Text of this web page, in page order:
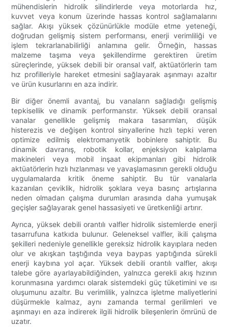
mühendislerin hidrolik silindirlerde veya motorlarda hız,
kuvvet veya konum üzerinde hassas kontrol sağlamalarını
sağlar. Akışı yüksek çözünürlükle modüle etme yeteneği,
doğrudan gelişmiş sistem performansı, enerji verimliliği ve
işlem tekrarlanabilirliği anlamına gelir. Örneğin, hassas
malzeme taşıma veya şekillendirme gerektiren üretim
süreçlerinde, yüksek debili bir oransal valf, aktüatörlerin tam
hız profilleriyle hareket etmesini sağlayarak aşınmayı azaltır
ve ürün kusurlarını en aza indirir.
Bir diğer önemli avantaj, bu vanaların sağladığı gelişmiş
tepkisellik ve dinamik performanstır. Yüksek debili oransal
vanalar genellikle gelişmiş makara tasarımları, düşük
histerezis ve değişen kontrol sinyallerine hızlı tepki veren
optimize edilmiş elektromanyetik bobinlere sahiptir. Bu
dinamik davranış, robotik kollar, enjeksiyon kalıplama
makineleri veya mobil inşaat ekipmanları gibi hidrolik
aktüatörlerin hızlı hızlanması ve yavaşlamasının gerekli olduğu
uygulamalarda kritik öneme sahiptir. Bu tür vanalarla
kazanılan çeviklik, hidrolik şoklara veya basınç artışlarına
neden olmadan çalışma durumları arasında daha yumuşak
geçişler sağlayarak genel hassasiyeti ve üretkenliği artırır.
Ayrıca, yüksek debili orantılı valfler hidrolik sistemlerde enerji
tasarrufuna katkıda bulunur. Geleneksel valfler, ikili çalışma
şekilleri nedeniyle genellikle gereksiz hidrolik kayıplara neden
olur ve akışkan taştığında veya baypas yaptığında sürekli
enerji kaybına yol açar. Yüksek debili orantılı valfler, akışı
talebe göre ayarlayabildiğinden, yalnızca gerekli akış hızının
korunmasına yardımcı olarak sistemdeki güç tüketimini ve ısı
oluşumunu azaltır. Bu verimlilik, yalnızca işletme maliyetlerini
düşürmekle kalmaz, aynı zamanda termal gerilimleri ve
aşınmayı en aza indirerek ilgili hidrolik bileşenlerin ömrünü de
uzatır.